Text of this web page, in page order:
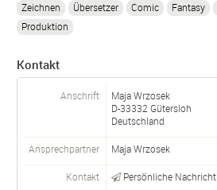
Zeichnen
Übersetzer Comic Fantasy
Produktion
Kontakt
Anschrift
Maja Wrzosek
D-33332 Gütersloh
Deutschland
Ansprechpartner MajaWrzosek
Kontakt Persönliche Nachricht